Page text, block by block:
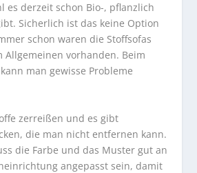
es derzeit schon Bio-, pflanzlich
Sicherlich ist das keine Option
schon waren die Stoffsofas
Allgemeinen vorhanden. Beim
man gewisse Probleme
zerreißen und es gibt
die man nicht entfernen kann.
die Farbe und das Muster gut an
angepasst sein, damit